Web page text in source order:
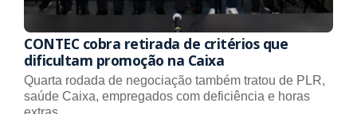
CONTEC cobra retirada de critérios que
dificultam promoção na Caixa
Quarta rodada de negociação também tratou de PLR,
saúde Caixa, empregados com deficiência e horas